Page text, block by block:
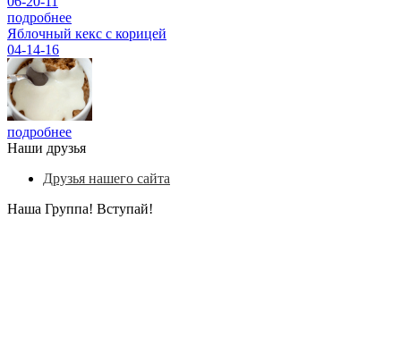
подробнее
Яблочный кекс с корицей
04-14-16
подробнее
Наши друзья
Друзья нашего сайта
Наша Группа! Вступай!